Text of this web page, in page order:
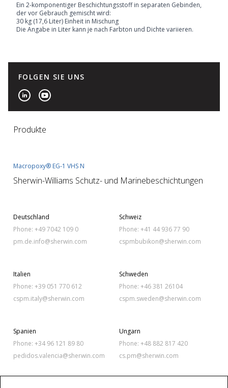
Ein 2-komponentiger Beschichtungsstoff in separaten Gebinden,
der vor Gebrauch gemischt wird:
30 kg (17,6 Liter) Einheit in Mischung
Die Angabe in Liter kann je nach Farbton und Dichte variieren.
FOLGEN SIE UNS
Produkte
Macropoxy® EG-1 VHS N
Sherwin-Williams Schutz- und Marinebeschichtungen
Deutschland
Phone: +49 7042 109 0
pm.de.info@sherwin.com
Schweiz
Phone: +41 44 936 77 90
cspmbubikon@sherwin.com
Italien
Phone: +39 051 770 612
cspm.italy@sherwin.com
Schweden
Phone: +46 381 26104
cspm.sweden@sherwin.com
Spanien
Phone: +34 96 121 89 80
pedidos.valencia@sherwin.com
Ungarn
Phone: +48 882 817 420
cs.pm@sherwin.com